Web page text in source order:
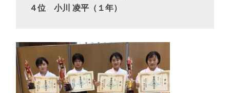
４位　小川 凌平（１年）